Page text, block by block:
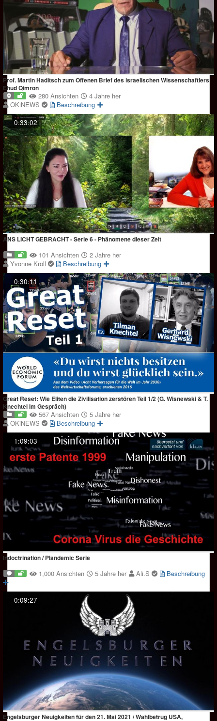
Prof. Martin Haditsch zum Offenen Brief des israelischen Wissenschaftlers
Ehud Qimron
280 Ansichten
4 Jahre her
OKiNEWS
Beschreibung
0:33:02
ANS LICHT GEBRACHT - Serie 6 - Phänomene dieser Zeit
101 Ansichten
2 Jahre her
Yvonne Kröll
Beschreibung
0:30:11
Great Reset: Wie Eliten die Zivilisation zerstören Teil 1/2 (G. Wisnewski & T.
Knechtel im Gespräch)
567 Ansichten
5 Jahre her
OKiNEWS
Beschreibung
1:09:03
Indoctrination / Plandemic Serie
1,000 Ansichten 5 Jahre her Ali.S Beschreibung
0:09:27
Engelsburger Neuigkeiten für den 21. Mai 2021 / Wahlbetrug USA,